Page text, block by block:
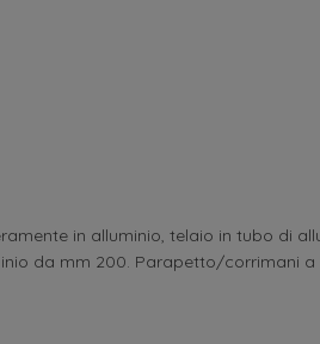
in alluminio, telaio in tubo di
da mm 200. Parapetto/corrimani a